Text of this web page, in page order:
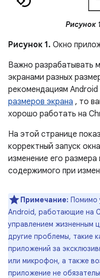
Рисунок
Рисунок 1. Окно
Важно разрабатывать
экранами разных
рекомендациям Android
размеров экрана , то
хорошо работать на
На этой странице
корректный запуск
изменение его
содержимого при
Примечание: Помимо
Android, работающие на
управлением жизненным
другие проблемы, такие
приложений за
или микрофон, а также
приложение не